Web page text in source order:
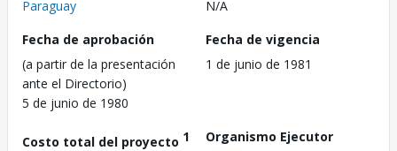
Paraguay
N/A
Fecha de aprobación
(a partir de la presentación
ante el Directorio)
5 de junio de 1980
Fecha de vigencia
1 de junio de 1981
Costo total del proyecto 1
Organismo Ejecutor